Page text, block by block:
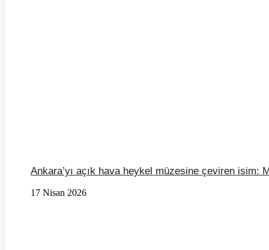
Ankara’yı açık hava heykel müzesine çeviren isim:
17 Nisan 2026